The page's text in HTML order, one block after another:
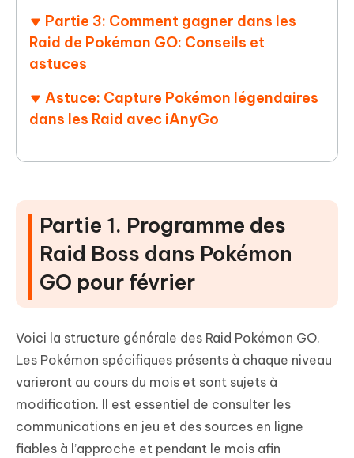
Partie 3: Comment gagner dans les
Raid de Pokémon GO: Conseils et
astuces
Astuce: Capture Pokémon légendaires
dans les Raid avec iAnyGo
Partie 1. Programme des
Raid Boss dans Pokémon
GO pour février
Voici la structure générale des Raid Pokémon GO.
Les Pokémon spécifiques présents à chaque niveau
varieront au cours du mois et sont sujets à
modification. Il est essentiel de consulter les
communications en jeu et des sources en ligne
fiables à l’approche et pendant le mois afin